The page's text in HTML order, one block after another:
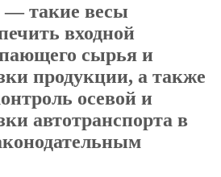
— такие весы
входной
сырья и
продукции, а также
осевой и
автотранспорта в